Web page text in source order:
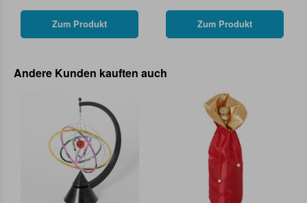
Zum Produkt Zum Produkt
Andere Kunden kauften auch